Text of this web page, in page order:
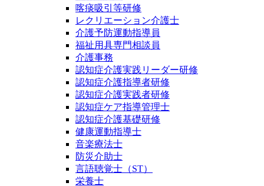
喀痰吸引等研修
レクリエーション介護士
介護予防運動指導員
福祉用具専門相談員
介護事務
認知症介護実践リーダー研修
認知症介護指導者研修
認知症介護実践者研修
認知症ケア指導管理士
認知症介護基礎研修
健康運動指導士
音楽療法士
防災介助士
言語聴覚士（ST）
栄養士